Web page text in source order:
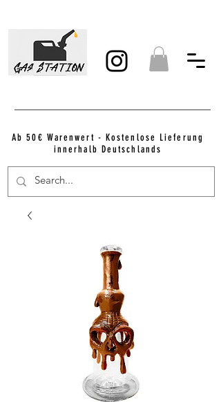
Ab 50€ Warenwert - Kostenlose Lieferung
innerhalb Deutschlands